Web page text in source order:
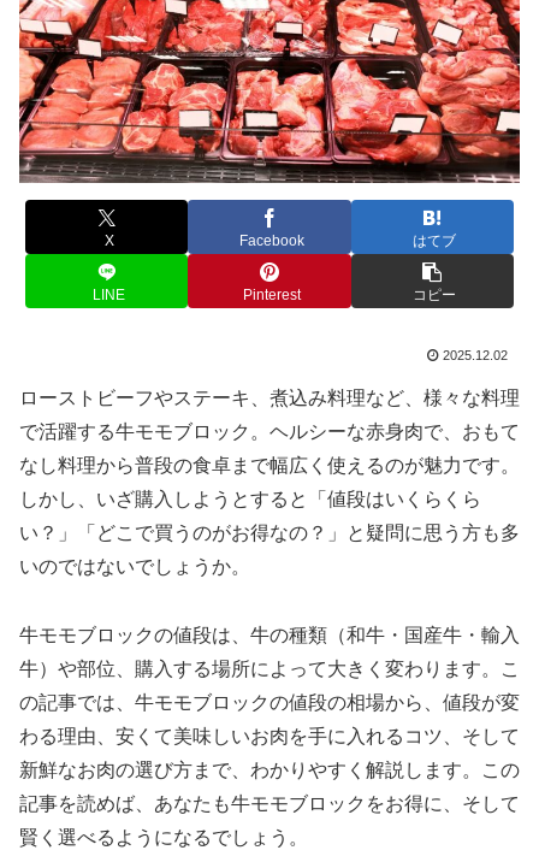
X Facebook はてブ
LINE Pinterest コピー
2025.12.02
ローストビーフやステーキ、煮込み料理など、様々な料理
で活躍する牛モモブロック。ヘルシーな赤身肉で、おもて
なし料理から普段の食卓まで幅広く使えるのが魅力です。
しかし、いざ購入しようとすると「値段はいくらくら
い？」「どこで買うのがお得なの？」と疑問に思う方も多
いのではないでしょうか。
牛モモブロックの値段は、牛の種類（和牛・国産牛・輸入
牛）や部位、購入する場所によって大きく変わります。こ
の記事では、牛モモブロックの値段の相場から、値段が変
わる理由、安くて美味しいお肉を手に入れるコツ、そして
新鮮なお肉の選び方まで、わかりやすく解説します。この
記事を読めば、あなたも牛モモブロックをお得に、そして
賢く選べるようになるでしょう。